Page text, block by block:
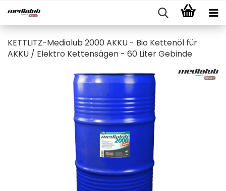
KETTLITZ-Medialub 2000 AKKU - Bio Kettenöl für
AKKU / Elektro Kettensägen - 60 Liter Gebinde